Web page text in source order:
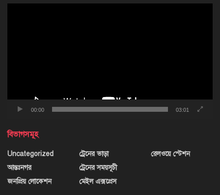
00:00 03:01
বিভাগসমূহ
Uncategorized
আন্তঃনগর
জনপ্রিয় লোকেশন
ট্রেনের ভাড়া
ট্রেনের সময়সূচী
মেইল এক্সপ্রেস
রেলওয়ে স্টেশন